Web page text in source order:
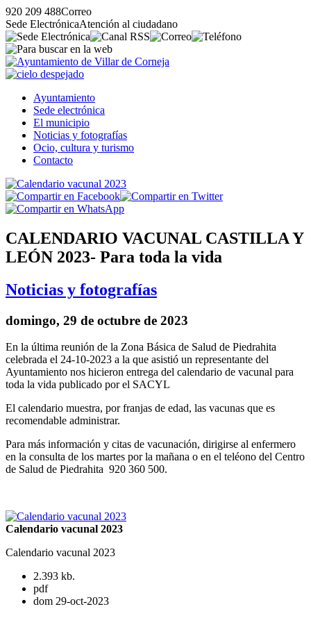
920 209 488Correo
Sede ElectrónicaAtención al ciudadano
Ayuntamiento
Sede electrónica
El municipio
Noticias y fotografías
Ocio, cultura y turismo
Contacto
CALENDARIO VACUNAL CASTILLA Y
LEÓN 2023- Para toda la vida
Noticias y fotografías
domingo, 29 de octubre de 2023
En la última reunión de la Zona Básica de Salud de Piedrahita
celebrada el 24-10-2023 a la que asistió un representante del
Ayuntamiento nos hicieron entrega del calendario de vacunal para
toda la vida publicado por el SACYL
El calendario muestra, por franjas de edad, las vacunas que es
recomendable administrar.
Para más información y citas de vacunación, dirigirse al enfermero
en la consulta de los martes por la mañana o en el teléono del Centro
de Salud de Piedrahita 920 360 500.
Calendario vacunal 2023
Calendario vacunal 2023
2.393 kb.
pdf
dom 29-oct-2023